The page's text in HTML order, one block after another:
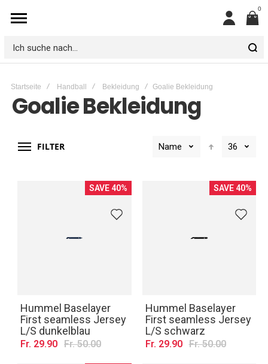
Mein
0
Ich
nach...
Startseite Handball Bekleidung Goalie Bekleidung
Goalie Bekleidung
FILTER Name 36
SAVE 40%
Hummel Baselayer
First seamless Jersey
L/S dunkelblau
Fr. 29.90 Fr. 50.00
SAVE 40%
Hummel Baselayer
First seamless Jersey
L/S schwarz
Fr. 29.90 Fr. 50.00